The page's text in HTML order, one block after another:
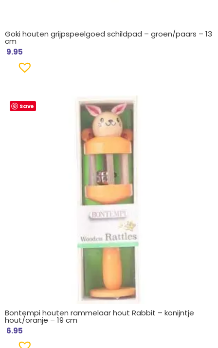
Goki houten grijpspeelgoed schildpad – groen/paars – 13
cm
9.95
Save
Bontempi houten rammelaar hout Rabbit – konijntje
hout/oranje – 19 cm
6.95